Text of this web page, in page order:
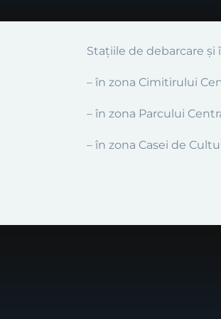
Stațiile de debarcare
– în zona Cimitirului
– în zona Parcului
– în zona Casei de